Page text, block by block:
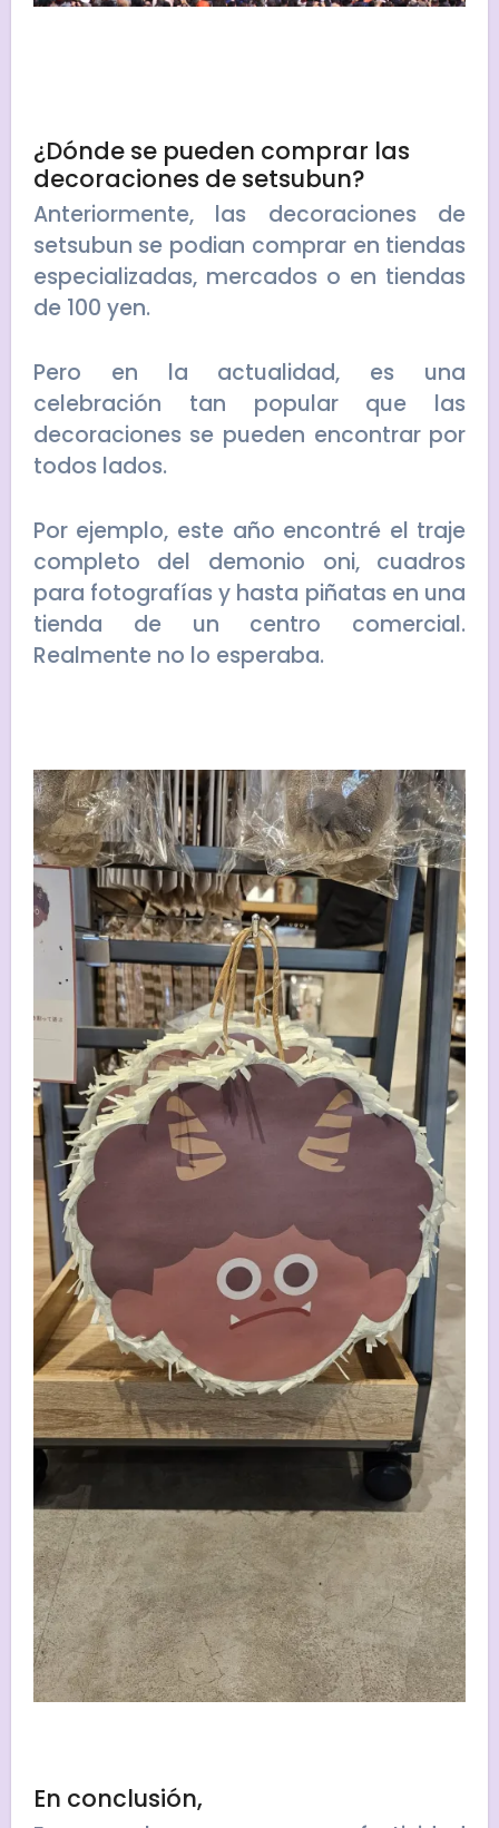
¿Dónde se pueden comprar las
decoraciones de setsubun?
Anteriormente, las decoraciones de
setsubun se podian comprar en tiendas
especializadas, mercados o en tiendas
de 100 yen.
Pero en la actualidad, es una
celebración tan popular que las
decoraciones se pueden encontrar por
todos lados.
Por ejemplo, este año encontré el traje
completo del demonio oni, cuadros
para fotografías y hasta piñatas en una
tienda de un centro comercial.
Realmente no lo esperaba.
En conclusión,